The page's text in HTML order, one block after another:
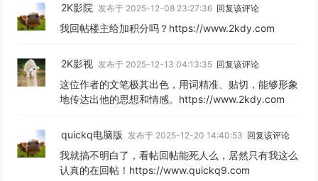
2K影院 发布于 2025-12-08 23:27:36 回复该评论
我回帖楼主给加积分吗？https://www.2kdy.com
2K影视 发布于 2025-12-13 04:13:35 回复该评论
这位作者的文笔极其出色，用词精准、贴切，能够形象
地传达出他的思想和情感。https://www.2kdy.com
quickq电脑版 发布于 2025-12-20 14:40:53 回复该评论
我就搞不明白了，看帖回帖能死人么，居然只有我这么
认真的在回帖！https://www.quickq9.com